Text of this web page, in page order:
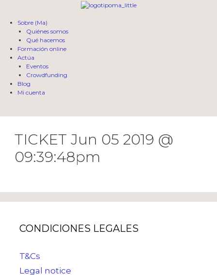
Sobre (Ma)
Quiénes somos
Qué hacemos
Formación online
Actúa
Eventos
Crowdfunding
Blog
Mi cuenta
TICKET Jun 05 2019 @
09:39:48pm
CONDICIONES LEGALES
T&Cs
Legal notice